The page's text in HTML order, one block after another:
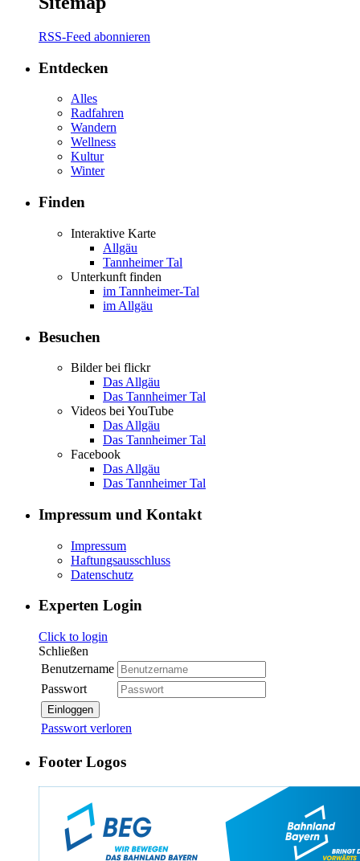
RSS-Feed abonnieren
Entdecken
Alles
Radfahren
Wandern
Wellness
Kultur
Winter
Finden
Interaktive Karte
Allgäu
Tannheimer Tal
Unterkunft finden
im Tannheimer-Tal
im Allgäu
Besuchen
Bilder bei flickr
Das Allgäu
Das Tannheimer Tal
Videos bei YouTube
Das Allgäu
Das Tannheimer Tal
Facebook
Das Allgäu
Das Tannheimer Tal
Impressum und Kontakt
Impressum
Haftungsausschluss
Datenschutz
Experten Login
Click to login
Schließen
Benutzername
Passwort
Einloggen
Passwort verloren
Footer Logos